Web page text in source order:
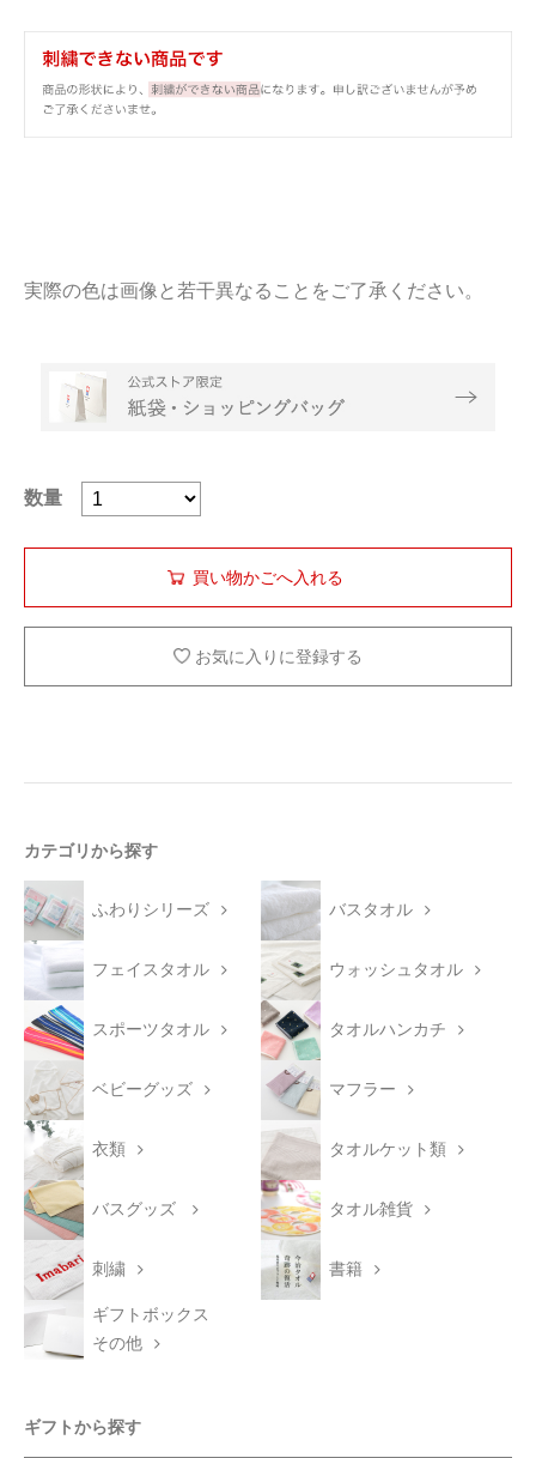
実際の色は画像と若干異なることをご了承ください。
数量
お気に入りに登録する
カテゴリから探す
ふわりシリーズ バスタオル
フェイスタオル ウォッシュタオル
スポーツタオル タオルハンカチ
ベビーグッズ マフラー
衣類 タオルケット類
バスグッズ タオル雑貨
刺繍 書籍
ギフトボックス
その他
ギフトから探す